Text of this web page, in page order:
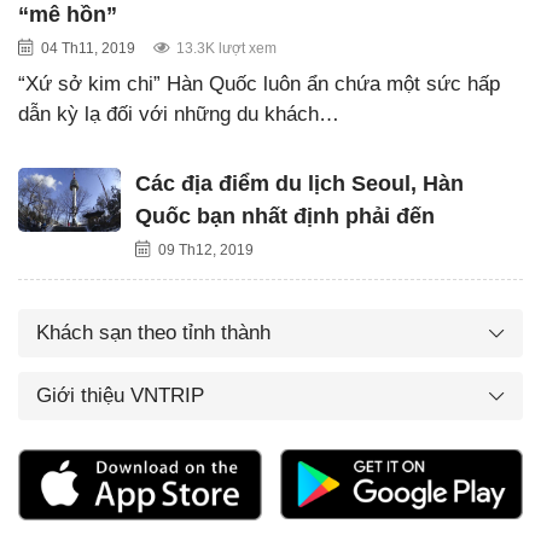
“mê hồn”
04 Th11, 2019 13.3K lượt xem
“Xứ sở kim chi” Hàn Quốc luôn ẩn chứa một sức hấp
dẫn kỳ lạ đối với những du khách…
Các địa điểm du lịch Seoul, Hàn
Quốc bạn nhất định phải đến
09 Th12, 2019
Khách sạn theo tỉnh thành
Giới thiệu VNTRIP